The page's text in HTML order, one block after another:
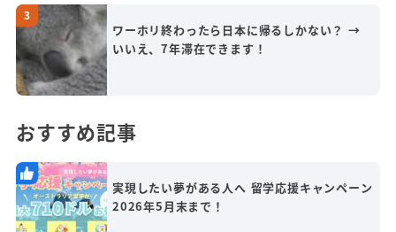
ワーホリ終わったら日本に帰るしかない？ →
いいえ、7年滞在できます！
おすすめ記事
実現したい夢がある人へ 留学応援キャンペーン
2026年5月末まで！